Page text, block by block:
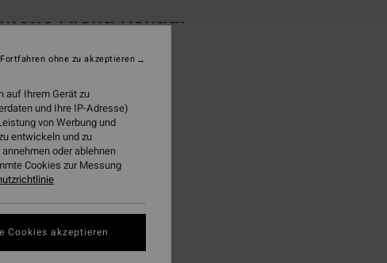
Mono Aloha Kendal
(9 Bewertungen)
€ 59,95
63%
€ 22,48
SALE
DOPPELTER RABATT EXTRA 25%
auf Ihrem Gerät zu
und Ihre IP-Adresse)
von Werbung und
entwickeln und zu
oder ablehnen
Cookies zur Messung
Fortfahren ohne zu akzeptieren
Cookies akzeptieren